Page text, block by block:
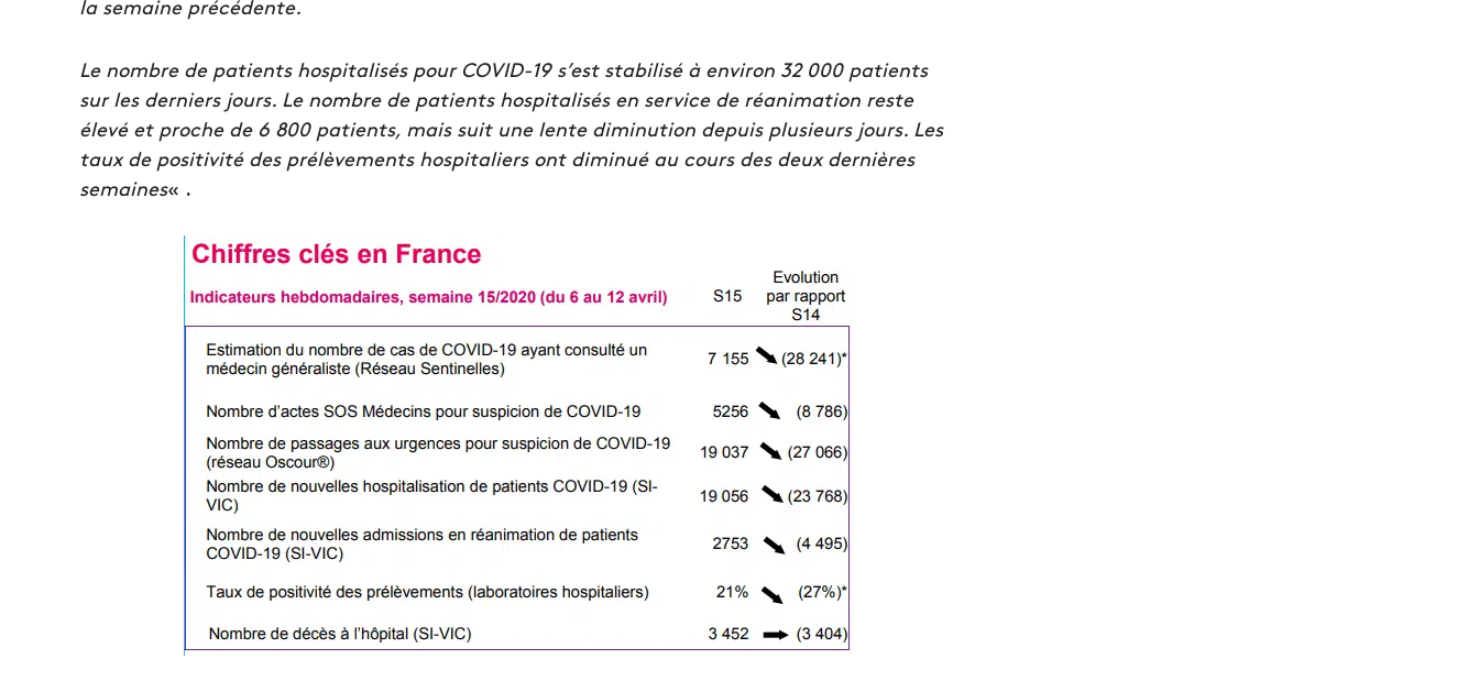
la semaine précédente.
Le nombre de patients hospitalisés pour COVID-19 s’est stabilisé à environ 32 000 patients
sur les derniers jours. Le nombre de patients hospitalisés en service de réanimation reste
élevé et proche de 6 800 patients, mais suit une lente diminution depuis plusieurs jours. Les
taux de positivité des prélèvements hospitaliers ont diminué au cours des deux dernières
semaines« .